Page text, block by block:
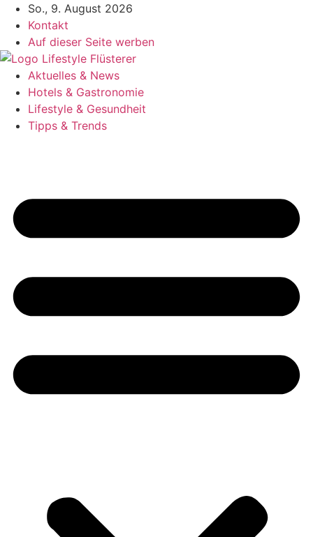
Zum
Inhalt
springen
So., 9. August 2026
Kontakt
Auf dieser Seite werben
Aktuelles & News
Hotels & Gastronomie
Lifestyle & Gesundheit
Tipps & Trends